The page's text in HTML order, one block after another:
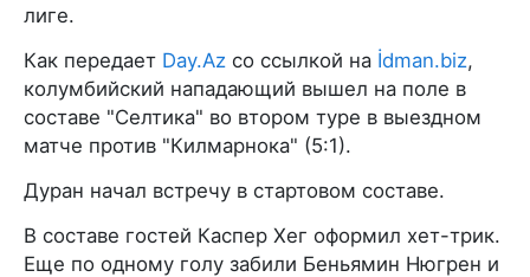
лиге.
Как передает Day.Az со ссылкой на İdman.biz,
колумбийский нападающий вышел на поле в
составе "Селтика" во втором туре в выездном
матче против "Килмарнока" (5:1).
Дуран начал встречу в стартовом составе.
В составе гостей Каспер Хег оформил хет-трик.
Еще по одному голу забили Беньямин Нюгрен и